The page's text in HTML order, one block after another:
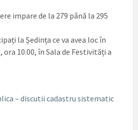
impare de la 279 până la 295
la Ședința ce va avea loc în
ora 10.00, în Sala de Festivități a
– discutii cadastru sistematic